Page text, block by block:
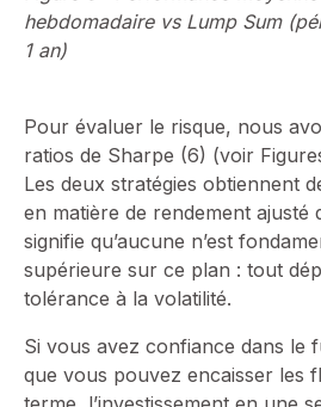
hebdomadaire vs Lump Sum
1 an)
Pour évaluer le risque, nous
ratios de Sharpe (6) (voir
Les deux stratégies obtiennent
en matière de rendement ajusté
signifie qu’aucune n’est
supérieure sur ce plan : tout
tolérance à la volatilité.
Si vous avez confiance dans le
que vous pouvez encaisser les